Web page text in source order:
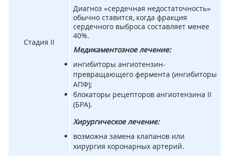
Стадия II
Диагноз «сердечная недостаточность»
обычно ставится, когда фракция
сердечного выброса составляет менее
40%.
Медикаментозное лечение:
ингибиторы ангиотензин-
превращающего фермента (ингибиторы
АПФ);
блокаторы рецепторов ангиотензина II
(БРА).
Хирургическое лечение:
возможна замена клапанов или
хирургия коронарных артерий.